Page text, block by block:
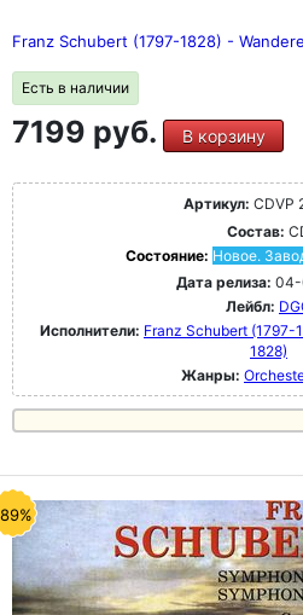
Franz Schubert (1797-1828) -
Есть в наличии
7199 руб. В корзину
Артикул: CDVP
Состав:
Состояние: Новое.
Дата релиза: 04-
Лейбл:
Исполнители: Franz Schubert (1797-
1828)
Жанры: